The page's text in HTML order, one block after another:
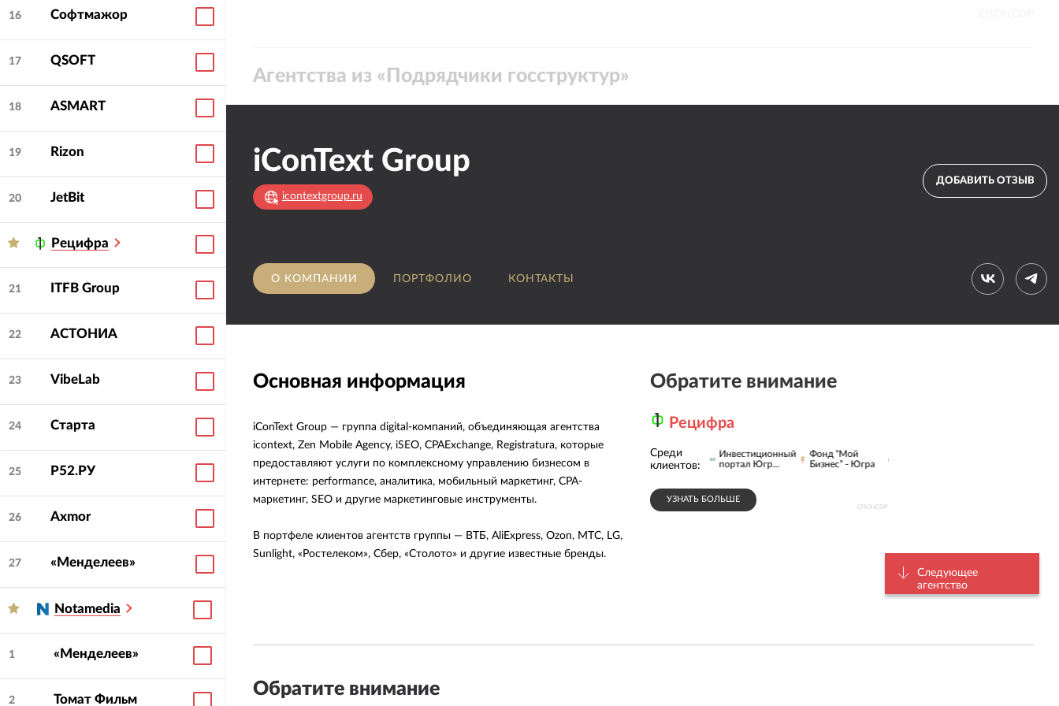
16 Софтмажор
17 QSOFT
18 ASMART
19 Rizon
20 JetBit
Рецифра
21 ITFB Group
22 АСТОНИА
23 VibeLab
24 Старта
25 Р52.РУ
26 Axmor
27 «Менделеев»
Notamedia
1 «Менделеев»
2 Томат Фильм
Агентства из « Подрядчики госструктур»
iConText Group
icontextgroup.ru
ДОБАВИТЬ ОТЗЫВ
О КОМПАНИИ ПОРТФОЛИО КОНТАКТЫ
Основная информация
iConText Group — группа digital-компаний, объединяющая агентства
icontext, Zen Mobile Agency, iSEO, CPAExchange, Registratura, которые
предоставляют услуги по комплексному управлению бизнесом в
интернете: performance, аналитика, мобильный маркетинг, CPA-
маркетинг, SEO и другие маркетинговые инструменты.
В портфеле клиентов агентств группы — ВТБ, AliExpress, Ozon, МТС, LG,
Sunlight, «Ростелеком», Сбер, «Столото» и другие известные бренды.
СПОНСОР
Обратите внимание
Рецифра
Среди
клиентов:
Мой Бизнес
Инвестиционный
портал Югр...
Фонд “Мой
Бизнес” - Югра
Медиа-холдинг
"Югра"
УЗНАТЬ БОЛЬШЕ
Следующее
агентство
Обратите внимание